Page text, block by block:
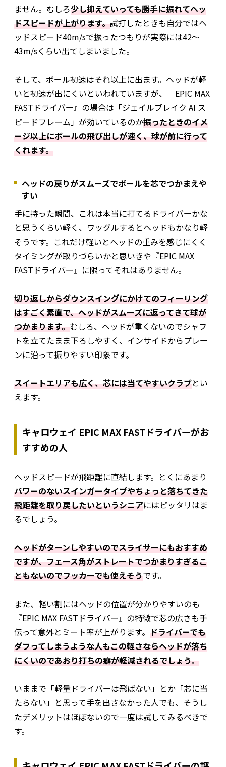
ません。むしろ少し抑えていっても勝手に振れてヘッ
ドスピードが上がります。試打したときも自分ではヘ
ッドスピード40m/sで振ったつもりが実際には42〜
43m/sくらい出てしまいました。
そして、ボール初速はそれ以上に出ます。ヘッドが軽
いと初速が出にくいといわれていますが、『EPIC MAX
FASTドライバー』の場合は「ジェイルブレイク AI ス
ピードフレーム」が効いているのか振ったときのイメ
ージ以上にボールの飛び出しが速く、球が前に行って
くれます。
ヘッドの戻りがスムーズでボールを芯でつかまえや
すい
手に持った瞬間、これは本当に打てるドライバーかな
と思うくらい軽く、ワッグルするとヘッドもかなり軽
そうです。これだけ軽いとヘッドの重みを感じにくく
タイミングが取りづらいかと思いきや『EPIC MAX
FASTドライバー』に限ってそれはありません。
切り返しからダウンスイングにかけてのフィーリング
はすごく素直で、ヘッドがスムーズに返ってきて球が
つかまります。むしろ、ヘッドが重くないのでシャフ
トを立てたまま下ろしやすく、インサイドからプレー
ンに沿って振りやすい印象です。
スイートエリアも広く、芯には当てやすいクラブとい
えます。
キャロウェイ EPIC MAX FASTドライバーがお
すすめの人
ヘッドスピードが飛距離に直結します。とくにあまり
パワーのないスインガータイプやちょっと落ちてきた
飛距離を取り戻したいというシニアにはピッタリはま
るでしょう。
ヘッドがターンしやすいのでスライサーにもおすすめ
ですが、フェース角がストレートでつかまりすぎるこ
ともないのでフッカーでも使えそうです。
また、軽い割にはヘッドの位置が分かりやすいのも
『EPIC MAX FASTドライバー』の特徴で芯の広さも手
伝って意外とミート率が上がります。 ドライバーでも
ダフってしまうような人もこの軽さならヘッドが落ち
にくいのであおり打ちの癖が軽減されるでしょう。
いままで「軽量ドライバーは飛ばない」とか「芯に当
たらない」と思って手を出さなかった人でも、そうし
たデメリットはほぼないので一度は試してみるべきで
す。